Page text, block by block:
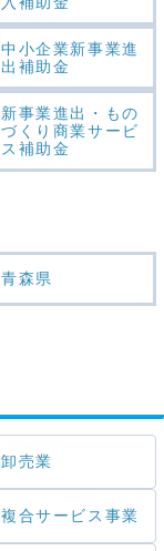
中小企業新事業進
出補助金
新事業進出・もの
づくり商業サービ
ス補助金
青森県
卸売業
複合サービス事業